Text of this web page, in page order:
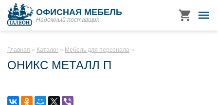
ОФИСНАЯ МЕБЕЛЬ
Надежный поставщик
Главная Каталог Мебель для персонала
ОНИКС МЕТАЛЛ П